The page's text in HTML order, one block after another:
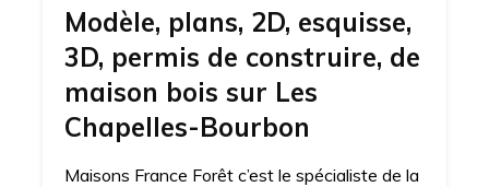
Modèle, plans, 2D, esquisse,
3D, permis de construire, de
maison bois sur Les
Chapelles-Bourbon
Maisons France Forêt c’est le spécialiste de la